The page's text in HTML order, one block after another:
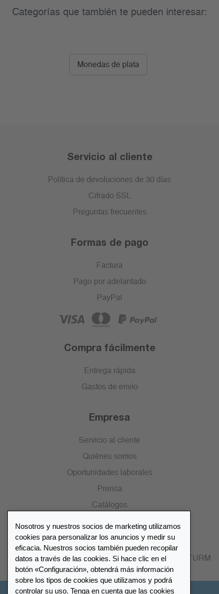
Categorías que también te pueden interesar:
Monedas de plata
Servicio al cliente
Política de devoluciones de 30 días
Cifrado SSL
Preguntas frecuentes
Formas de pago
Factura
Pago por adelantado
PayPal
Compra fácilmente
Entrega rápida
Gastos de envío
Empresa
Servicio al cliente
Quiénes somos
Oportunidades laborales
Prensa
Catálogos
Lista de distribuidores
Encuentre su distribuidor más cercano LEUCHTTURM
Nosotros y nuestros socios de marketing utilizamos
cookies para personalizar los anuncios y medir su
eficacia. Nuestros socios también pueden recopilar
datos a través de las cookies. Si hace clic en el
botón «Configuración», obtendrá más información
sobre los tipos de cookies que utilizamos y podrá
controlar su uso. Tenga en cuenta que las cookies